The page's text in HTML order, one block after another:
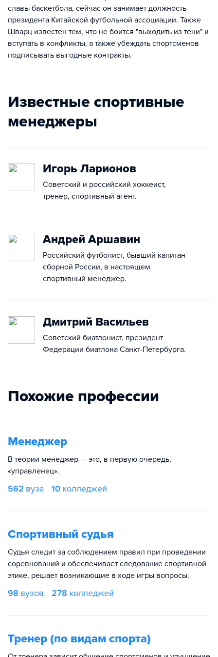
славы баскетбола, сейчас он занимает должность
президента Китайской футбольной ассоциации. Также
Шварц известен тем, что не боится "выходить из тени" и
вступать в конфликты, а также убеждать спортсменов
подписывать выгодные контракты.
Известные спортивные
менеджеры
Игорь Ларионов
Советский и российский хоккеист,
тренер, спортивный агент.
Андрей Аршавин
Российский футболист, бывший капитан
сборной России, в настоящем
спортивный менеджер.
Дмитрий Васильев
Советский биатлонист, президент
Федерации биатлона Санкт-Петербурга.
Похожие профессии
Менеджер
В теории менеджер — это, в первую очередь,
«управленец».
562 вуза 10 колледжей
Спортивный судья
Судья следит за соблюдением правил при проведении
соревнований и обеспечивает следование спортивной
этике, решает возникающие в ходе игры вопросы.
98 вузов 278 колледжей
Тренер (по видам спорта)